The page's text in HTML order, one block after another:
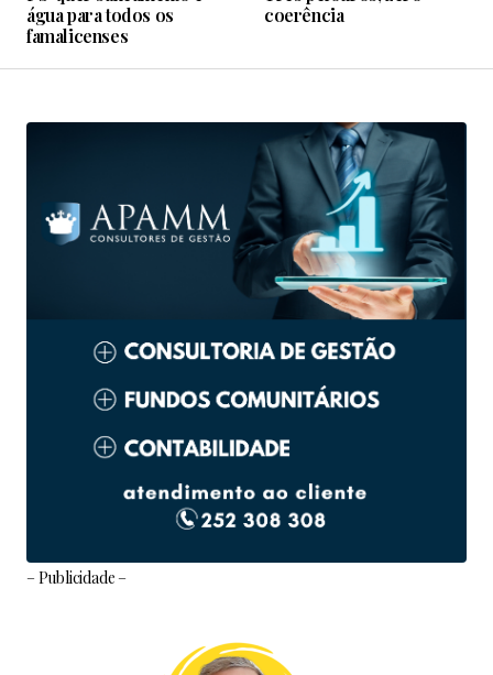
água para todos os
famalicenses
coerência
– Publicidade –